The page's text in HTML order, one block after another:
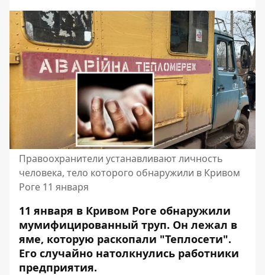
Правоохранители устанавливают личность
человека, тело которого обнаружили в Кривом
Роге 11 января
11 января в Кривом Роге обнаружили
мумифицированный труп. Он лежал в
яме, которую раскопали "Теплосети".
Его случайно натолкнулись работники
предприятия.